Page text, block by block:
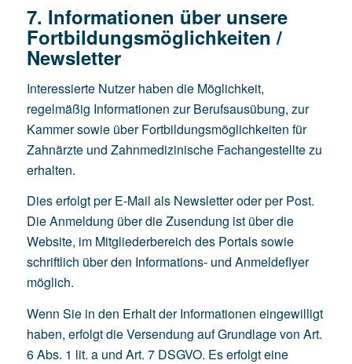
7. Informationen über unsere
Fortbildungsmöglichkeiten /
Newsletter
Interessierte Nutzer haben die Möglichkeit,
regelmäßig Informationen zur Berufsausübung, zur
Kammer sowie über Fortbildungsmöglichkeiten für
Zahnärzte und Zahnmedizinische Fachangestellte zu
erhalten.
Dies erfolgt per E-Mail als Newsletter oder per Post.
Die Anmeldung über die Zusendung ist über die
Website, im Mitgliederbereich des Portals sowie
schriftlich über den Informations- und Anmeldeflyer
möglich.
Wenn Sie in den Erhalt der Informationen eingewilligt
haben, erfolgt die Versendung auf Grundlage von Art.
6 Abs. 1 lit. a und Art. 7 DSGVO. Es erfolgt eine